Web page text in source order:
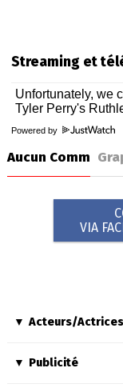
Streaming et
Powered by
Aucun Comm
VIA
Acteurs/Actrices
Publicité